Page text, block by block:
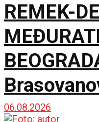
REMEK-
ponovo
06.08.2026